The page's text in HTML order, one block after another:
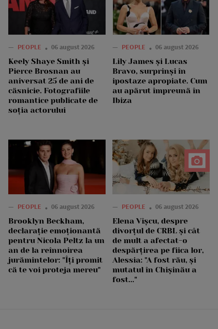
— PEOPLE 06 august 2026
Keely Shaye Smith și
Pierce Brosnan au
aniversat 25 de ani de
căsnicie. Fotografiile
romantice publicate de
soția actorului
— PEOPLE 06 august 2026
Lily James și Lucas
Bravo, surprinși în
ipostaze apropiate. Cum
au apărut împreună în
Ibiza
— PEOPLE 06 august 2026
Brooklyn Beckham,
declarație emoționantă
pentru Nicola Peltz la un
an de la reînnoirea
jurămintelor: "Îți promit
că te voi proteja mereu"
— PEOPLE 06 august 2026
Elena Vîșcu, despre
divorțul de CRBL și cât
de mult a afectat-o
despărțirea pe fiica lor,
Alessia: "A fost rău, și
mutatul în Chișinău a
fost..."